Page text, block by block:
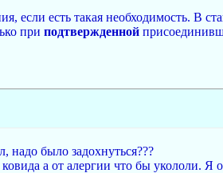
если есть такая необходимость. В
при подтвержденной
надо было задохнуться???
а от алергии что бы укололи.